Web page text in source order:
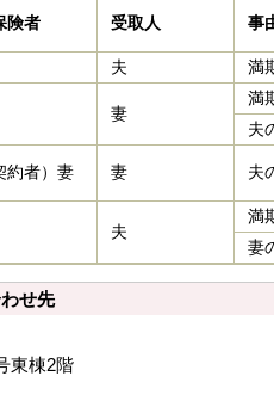
険者 受取人 事
夫 満
妻
満
夫
約者）妻 妻 夫
夫
満
妻
せ先
東棟2階